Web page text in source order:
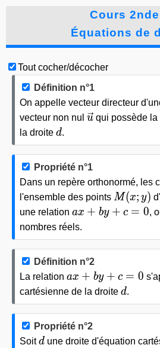
Cours
Équations de
Tout cocher/décocher
Définition n°1
On appelle vecteur directeur
vecteur non nul \vec{u}
u qui possède
la droite d
d.
Propriété n°1
Dans un repère orthonormé, les
l'ensemble des points M(x;y)
M(x; y)
une relation ax+by+c=0
ax + by + c = 0,
nombres réels.
Définition n°2
La relation ax+by+c=0
ax + by + c = 0
cartésienne de la droite d
d.
Propriété n°2
Soitd
d une droite d'équation